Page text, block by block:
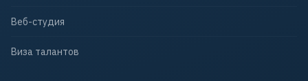
Веб-студия
Виза талантов